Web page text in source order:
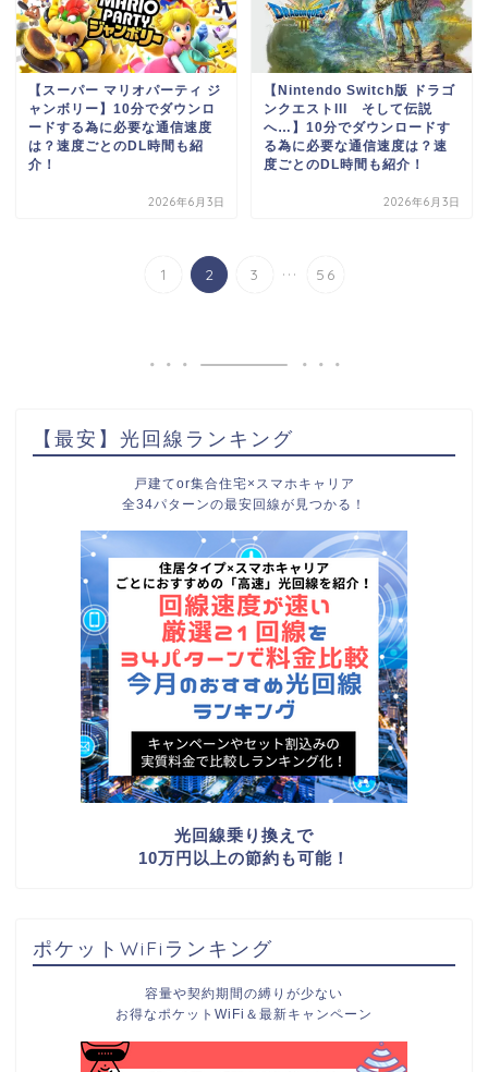
【スーパー マリオパーティ ジ
ャンボリー】10分でダウンロ
ードする為に必要な通信速度
は？速度ごとのDL時間も紹
介！
2026年6月3日
【Nintendo Switch版 ドラゴ
ンクエストIII そして伝説
へ…】10分でダウンロードす
る為に必要な通信速度は？速
度ごとのDL時間も紹介！
2026年6月3日
1 2 3 ... 56
【最安】光回線ランキング
戸建てor集合住宅×スマホキャリア
全34パターンの最安回線が見つかる！
光回線乗り換えで
10万円以上の節約も可能！
ポケットWiFiランキング
容量や契約期間の縛りが少ない
お得なポケットWiFi＆最新キャンペーン